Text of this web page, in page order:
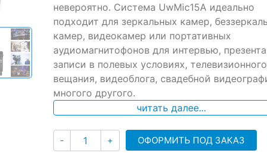
невероятно. Система UwMic15A идеально
подходит для зеркальных камер,
камер, видеокамер или портативных
аудиомагнитофонов для интервью,
записи в полевых условиях, телевизионного
вещания, видеоблога, свадебной
многого другого.
читать далее...
- Количество
+ ОФОРМИТЬ ПОД ЗАКАЗ